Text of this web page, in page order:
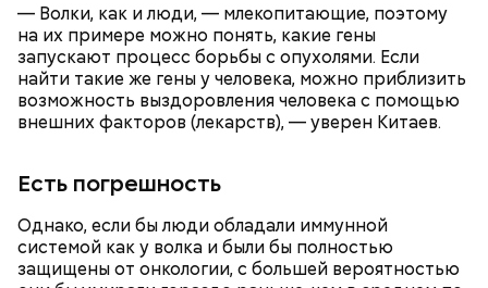
— Волки, как и люди, — млекопитающие, поэтому
на их примере можно понять, какие гены
запускают процесс борьбы с опухолями. Если
найти такие же гены у человека, можно приблизить
возможность выздоровления человека с помощью
внешних факторов (лекарств), — уверен Китаев.
Есть погрешность
Однако, если бы люди обладали иммунной
системой как у волка и были бы полностью
защищены от онкологии, с большей вероятностью
Яблочный уксус — 2 ст. ложки.
Тархун — 1 веточка.
Чеснок — 2 зубчика.
Сахар — 1 ст. ложка.
массу яйца, после чего нужно получившееся
тесто вновь взбить.
Если технология соблюдается правильно, то
должен получиться воздушный кремовый
сгусток цвета слоновой кости.
Затем в тесто нужно включить цедру
В отдельной посуде нужно смешать муку с
разрыхлителем, а потом эти компоненты
следует объединить с ранее полученной
масляной основой.
После объединения и тщательного «микса»